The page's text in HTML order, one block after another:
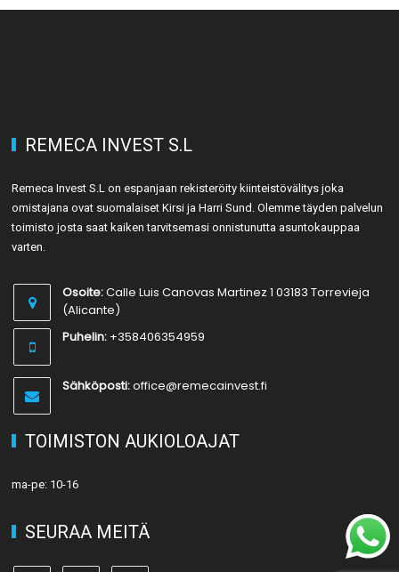
REMECA INVEST S.L
Remeca Invest S.L on espanjaan rekisteröity kiinteistövälitys joka
omistajana ovat suomalaiset Kirsi ja Harri Sund. Olemme täyden palvelun
toimisto josta saat kaiken tarvitsemasi onnistunutta asuntokauppaa
varten.
Osoite:Calle Luis Canovas Martinez 1 03183 Torrevieja
(Alicante)
Puhelin: +358406354959
Sähköposti:office@remecainvest.fi
TOIMISTON AUKIOLOAJAT
ma-pe: 10-16
SEURAA MEITÄ